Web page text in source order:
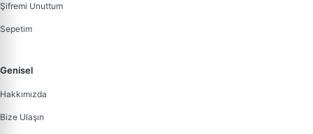
Şifremi Unuttum
Sepetim
Genisel
Hakkımızda
Bize Ulaşın